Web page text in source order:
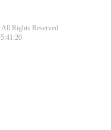
Rights Reserved